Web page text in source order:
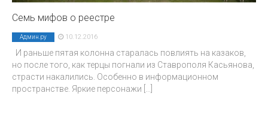
Семь мифов о реестре
Админ.ру 10.12.2016
И раньше пятая колонна старалась повлиять на казаков,
но после того, как терцы погнали из Ставрополя Касьянова,
страсти накалились. Особенно в информационном
пространстве. Яркие персонажи